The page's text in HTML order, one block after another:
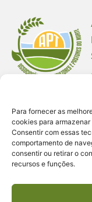
Para fornecer as
cookies para
Consentir com essas
comportamento de
consentir ou retirar o
recursos e funções.
+351 259 348 151
(Chamada para a rede fixa nacional)
Rua Marechal Teixeira
Rebelo,
Prédio dos
5000-525 Vila Real